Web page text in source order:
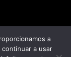
a
a usar